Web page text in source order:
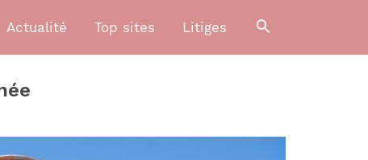
Actualité Top sites Litiges